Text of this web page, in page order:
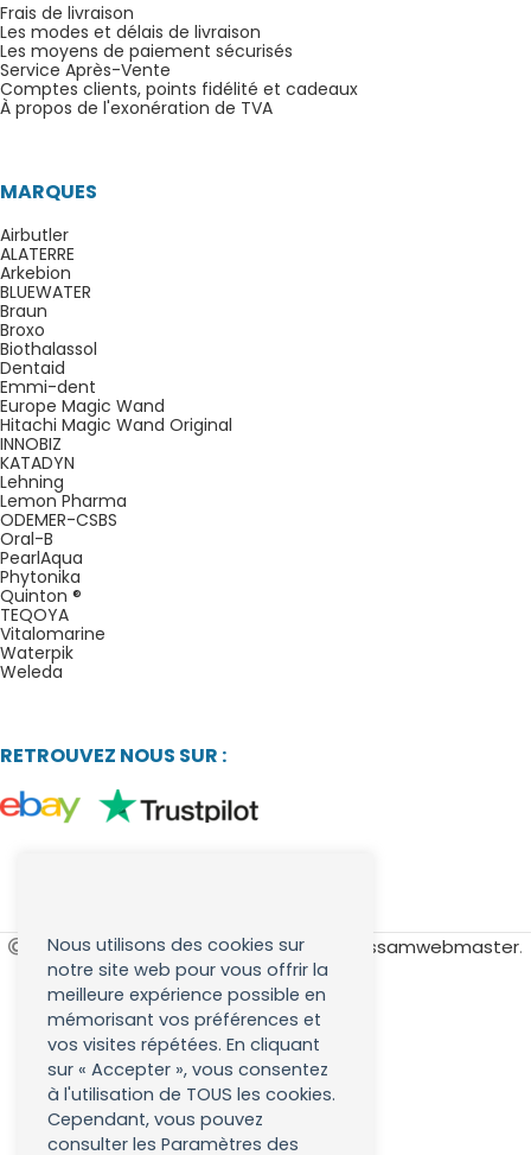
Frais de livraison
Les modes et délais de livraison
Les moyens de paiement sécurisés
Service Après-Vente
Comptes clients, points fidélité et cadeaux
À propos de l'exonération de TVA
MARQUES
Airbutler
ALATERRE
Arkebion
BLUEWATER
Braun
Broxo
Biothalassol
Dentaid
Emmi-dent
Europe Magic Wand
Hitachi Magic Wand Original
INNOBIZ
KATADYN
Lehning
Lemon Pharma
ODEMER-CSBS
Oral-B
PearlAqua
Phytonika
Quinton ®
TEQOYA
Vitalomarine
Waterpik
Weleda
RETROUVEZ NOUS SUR :
Les brosses à dents. Développé par Issamwebmaster.
Nous utilisons des cookies sur
notre site web pour vous offrir la
meilleure expérience possible en
mémorisant vos préférences et
vos visites répétées. En cliquant
sur « Accepter », vous consentez
à l'utilisation de TOUS les cookies.
Cependant, vous pouvez
consulter les Paramètres des